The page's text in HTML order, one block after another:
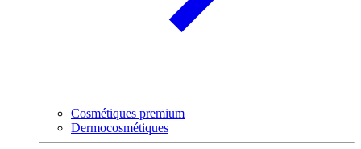
Cosmétiques premium
Dermocosmétiques